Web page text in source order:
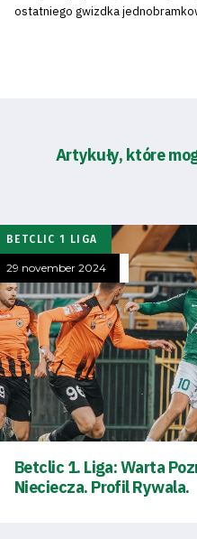
ostatniego gwizdka
Artykuły, które
BETCLIC 1 LIGA
29 november 2024
Betclic 1. Liga: Warta
Nieciecza. Profil Rywala.